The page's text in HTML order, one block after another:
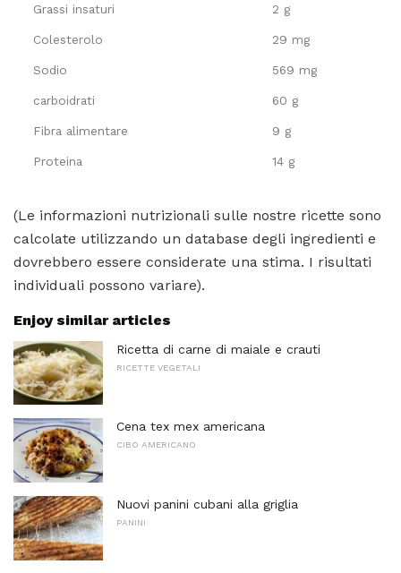
Grassi insaturi 2 g
Colesterolo 29 mg
Sodio 569 mg
carboidrati 60 g
Fibra alimentare 9 g
Proteina 14 g
(Le informazioni nutrizionali sulle nostre ricette sono
calcolate utilizzando un database degli ingredienti e
dovrebbero essere considerate una stima. I risultati
individuali possono variare).
Enjoy similar articles
Ricetta di carne di maiale e crauti
RICETTE VEGETALI
Cena tex mex americana
CIBO AMERICANO
Nuovi panini cubani alla griglia
PANINI